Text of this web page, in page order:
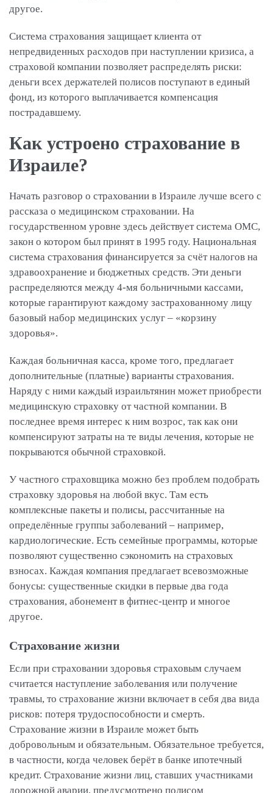
другое.
Система страхования защищает клиента от
непредвиденных расходов при наступлении кризиса, а
страховой компании позволяет распределять риски:
деньги всех держателей полисов поступают в единый
фонд, из которого выплачивается компенсация
пострадавшему.
Как устроено страхование в
Израиле?
Начать разговор о страховании в Израиле лучше всего с
рассказа о медицинском страховании. На
государственном уровне здесь действует система ОМС,
закон о котором был принят в 1995 году. Национальная
система страхования финансируется за счёт налогов на
здравоохранение и бюджетных средств. Эти деньги
распределяются между 4-мя больничными кассами,
которые гарантируют каждому застрахованному лицу
базовый набор медицинских услуг – «корзину
здоровья».
Каждая больничная касса, кроме того, предлагает
дополнительные (платные) варианты страхования.
Наряду с ними каждый израильтянин может приобрести
медицинскую страховку от частной компании. В
последнее время интерес к ним возрос, так как они
компенсируют затраты на те виды лечения, которые не
покрываются обычной страховкой.
У частного страховщика можно без проблем подобрать
страховку здоровья на любой вкус. Там есть
комплексные пакеты и полисы, рассчитанные на
определённые группы заболеваний – например,
кардиологические. Есть семейные программы, которые
позволяют существенно сэкономить на страховых
взносах. Каждая компания предлагает всевозможные
бонусы: существенные скидки в первые два года
страхования, абонемент в фитнес-центр и многое
другое.
Страхование жизни
Если при страховании здоровья страховым случаем
считается наступление заболевания или получение
травмы, то страхование жизни включает в себя два вида
рисков: потеря трудоспособности и смерть.
Страхование жизни в Израиле может быть
добровольным и обязательным. Обязательное требуется,
в частности, когда человек берёт в банке ипотечный
кредит. Страхование жизни лиц, ставших участниками
дорожной аварии, предусмотрено полисом